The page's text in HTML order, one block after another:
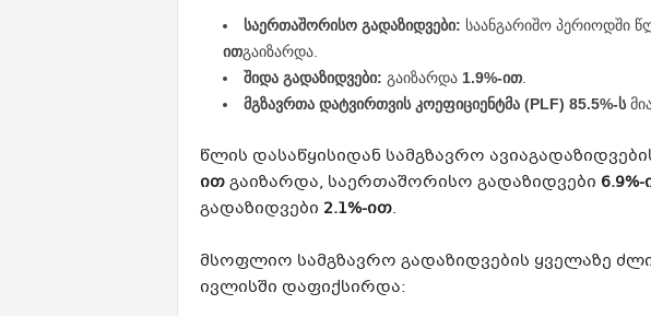
საერთაშორისო გადაზიდვები: საანგარიშო პერიოდში
ითგაიზარდა.
შიდა გადაზიდვები: გაიზარდა 1.9%-ით.
მგზავრთა დატვირთვის კოეფიციენტმა (PLF) 85.5%-ს
წლის დასაწყისიდან სამგზავრო
ითგაიზარდა, საერთაშორისო გადაზიდვები
გადაზიდვები 2.1%-ით.
მსოფლიო სამგზავრო გადაზიდვების ყველაზე
ივლისში დაფიქსირდა: